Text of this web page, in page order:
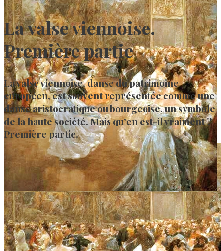
La valse viennoise.
Première partie
La valse viennoise, danse du patrimoine
européen, est souvent représentée comme une
danse aristocratique ou bourgeoise, un symbole
de la haute société. Mais qu’en est-il vraiment ?
Première partie.